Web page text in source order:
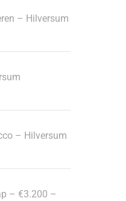
– Hilversum
– Hilversum
– €3.200 –